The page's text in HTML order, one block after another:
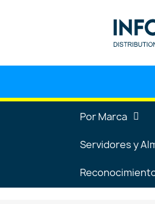
Por Marca
Servidores y